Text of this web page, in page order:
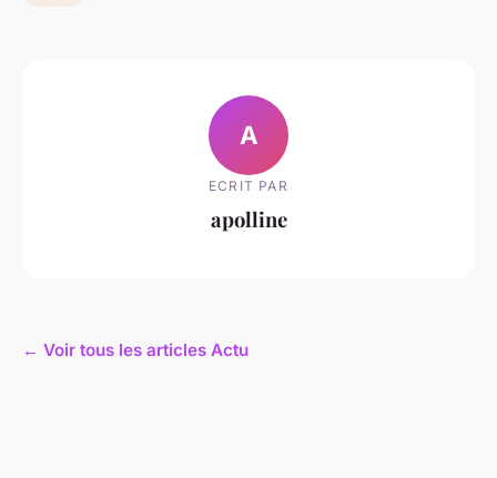
A
ECRIT PAR
apolline
← Voir tous les articles Actu